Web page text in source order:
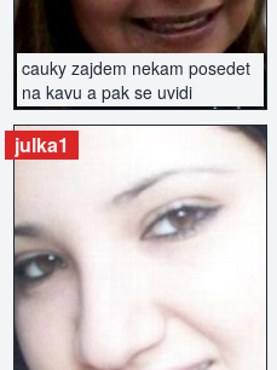
cauky zajdem nekam posedet
na kavu a pak se uvidi
julka1
ZOBRAZIT INZERÁT